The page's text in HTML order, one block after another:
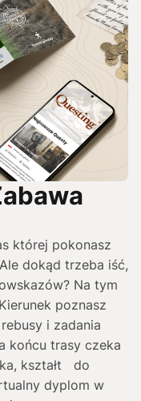
której pokonasz
dokąd trzeba iść,
Na tym
poznasz
i zadania
końcu trasy czeka
kształt do
dyplom w